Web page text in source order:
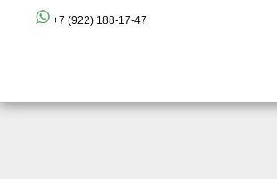
+7 (922) 188-17-47